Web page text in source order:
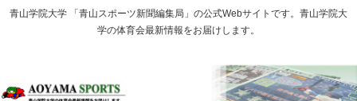
青山学院大学 「青山スポーツ新聞編集局」の公式Webサイトです。青山学院大
学の体育会最新情報をお届けします。